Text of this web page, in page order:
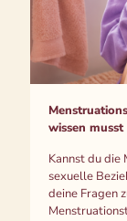
wissen musst
Kannst du die
sexuelle
deine Fragen